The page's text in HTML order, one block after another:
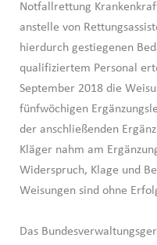
Notfallrettung
anstelle von
hierdurch gestiegenen
qualifiziertem Personal
September 2018 die
fünfwöchigen
der anschließenden
Kläger nahm am
Widerspruch, Klage und
Weisungen sind ohne
Das